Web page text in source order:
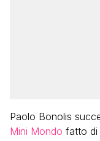
Paolo Bonolis
Mini Mondo fatto di